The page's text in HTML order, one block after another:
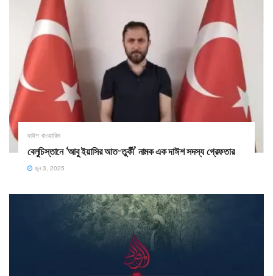
দাঈশ খাওয়ারিজ
বেলুচিস্তানে ‘আবু ইয়াসির আত-তুর্কী’ নামক এক দাঈশ সদস্য গ্রেফতার
জুন 3, 2025